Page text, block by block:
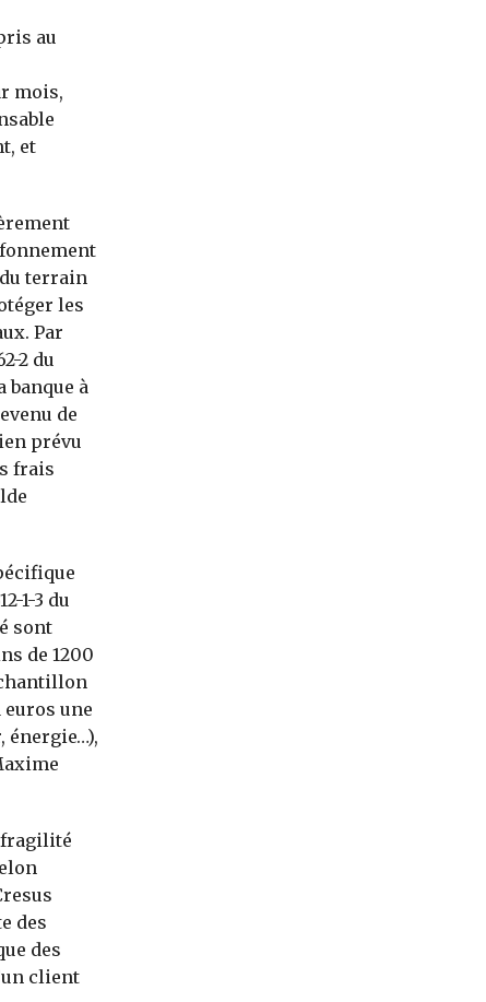
au
mois,
et
terrain
les
Par
2 du
banque à
de
prévu
frais
1-3 du
sont
de 1200
euros une
énergie…),
fragilité
des
des
client